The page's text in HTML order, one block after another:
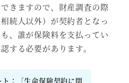
きますので、財産調査の際
続人以外）が契約者となっ
、誰が保険料を支払ってい
する必要があります。
ト：「生命保険契約に関